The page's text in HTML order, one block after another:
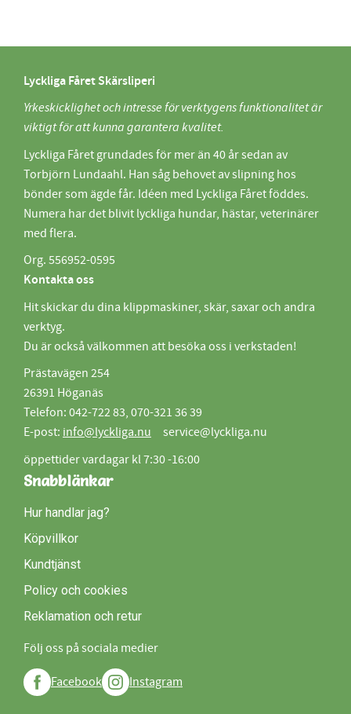
Lyckliga Fåret Skärsliperi
Yrkeskicklighet och intresse för verktygens funktionalitet är
viktigt för att kunna garantera kvalitet.
Lyckliga Fåret grundades för mer än 40 år sedan av
Torbjörn Lundaahl. Han såg behovet av slipning hos
bönder som ägde får. Idéen med Lyckliga Fåret föddes.
Numera har det blivit lyckliga hundar, hästar, veterinärer
med flera.
Org. 556952-0595
Kontakta oss
Hit skickar du dina klippmaskiner, skär, saxar och andra
verktyg.
Du är också välkommen att besöka oss i verkstaden!
Prästavägen 254
26391 Höganäs
Telefon: 042-722 83, 070-321 36 39
E-post: info@lyckliga.nu service@lyckliga.nu
öppettider vardagar kl 7:30 -16:00
Snabblänkar
Hur handlar jag?
Köpvillkor
Kundtjänst
Policy och cookies
Reklamation och retur
Följ oss på sociala medier
Facebook Instagram